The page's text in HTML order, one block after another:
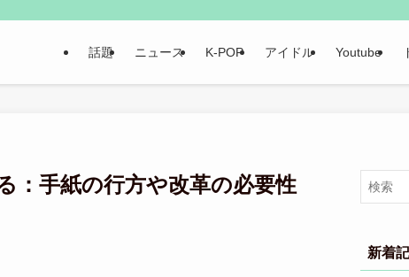
話題 ニュース K-POP アイドル Youtube
：手紙の行方や改革の必要性
新着